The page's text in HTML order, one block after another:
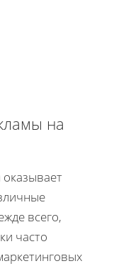
на
всего,
часто